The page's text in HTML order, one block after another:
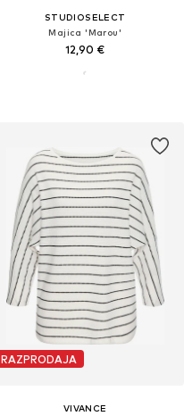
STUDIOSELECT
Majica 'Marou'
12,90 €
RAZPRODAJA
VIVANCE